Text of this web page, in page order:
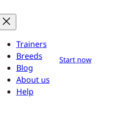
Trainers
Breeds
Blog
About us
Help
Start now